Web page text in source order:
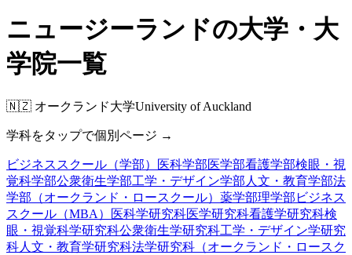
ニュージーランドの大学・大
学院一覧
🇳🇿 オークランド大学University of Auckland
学科をタップで個別ページ →
ビジネススクール（学部） 医科学部医学部看護学部検眼・視
覚科学部公衆衛生学部工学・デザイン学部 人文・教育学部法
学部（オークランド・ロースクール） 薬学部理学部 ビジネス
スクール（MBA）
医科学研究科医学研究科看護学研究科検
眼・視覚科学研究科公衆衛生学研究科工学・デザイン学研究
科人文・教育学研究科法学研究科（オークランド・ロースク